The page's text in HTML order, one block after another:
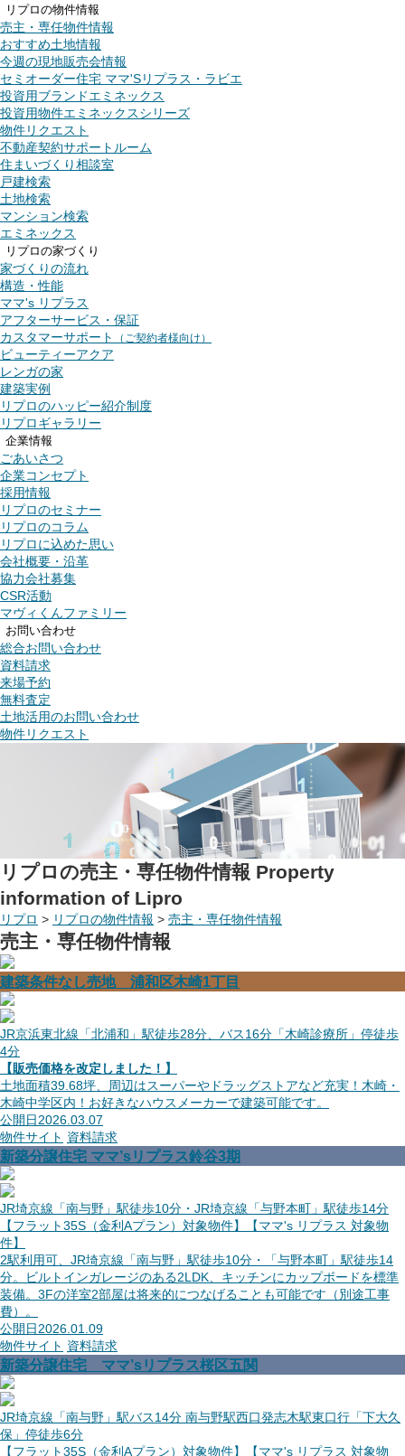
リプロの物件情報
売主・専任物件情報
おすすめ土地情報
今週の現地販売会情報
セミオーダー住宅 ママ'Sリプラス・ラビエ
投資用ブランドエミネックス
投資用物件エミネックスシリーズ
物件リクエスト
不動産契約サポートルーム
住まいづくり相談室
戸建検索
土地検索
マンション検索
エミネックス
リプロの家づくり
家づくりの流れ
構造・性能
ママ's リプラス
アフターサービス・保証
カスタマーサポート
（ご契約者様向け）
ビューティーアクア
レンガの家
建築実例
リプロのハッピー紹介制度
リプロギャラリー
企業情報
ごあいさつ
企業コンセプト
採用情報
リプロのセミナー
リプロのコラム
リプロに込めた思い
会社概要・沿革
協力会社募集
CSR活動
マヴィくんファミリー
お問い合わせ
総合お問い合わせ
資料請求
来場予約
無料査定
土地活用のお問い合わせ
物件リクエスト
リプロの売主・専任物件情報 Property
information of Lipro
リプロ > リプロの物件情報 > 売主・専任物件情報
売主・専任物件情報
建築条件なし売地 浦和区木崎1丁目
JR京浜東北線「北浦和」駅徒歩28分、バス16分「木崎診療所」停徒歩
4分
【販売価格を改定しました！】
土地面積39.68坪、周辺はスーパーやドラッグストアなど充実！木崎・
木崎中学区内！お好きなハウスメーカーで建築可能です。
公開日2026.03.07
物件サイト 資料請求
新築分譲住宅 ママ’sリプラス鈴谷3期
JR埼京線「南与野」駅徒歩10分・JR埼京線「与野本町」駅徒歩14分
【フラット35S（金利Aプラン）対象物件】【ママ's リプラス 対象物
件】
2駅利用可、JR埼京線「南与野」駅徒歩10分・「与野本町」駅徒歩14
分。ビルトインガレージのある2LDK、キッチンにカップボードを標準
装備。3Fの洋室2部屋は将来的につなげることも可能です（別途工事
費）。
公開日2026.01.09
物件サイト 資料請求
新築分譲住宅 ママ’sリプラス桜区五関
JR埼京線「南与野」駅バス14分 南与野駅西口発志木駅東口行「下大久
保」停徒歩6分
【フラット35S（金利Aプラン）対象物件】【ママ's リプラス 対象物